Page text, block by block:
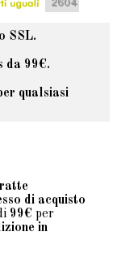
SSL.
da 99€.
qualsiasi
di acquisto
99€ per
in